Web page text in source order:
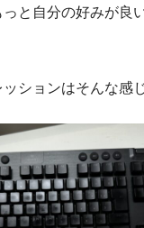
と自分の好みが良
ションはそんな感